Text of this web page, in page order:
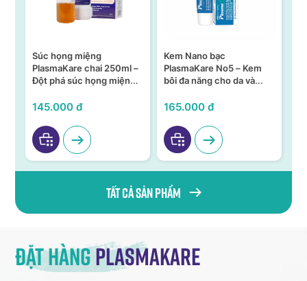
Súc họng miệng
PlasmaKare chai 250ml –
Đột phá súc họng miệng
145.000 đ
Kem Nano bạc
PlasmaKare No5 – Kem
bôi đa năng cho da và
165.000 đ
Tất cả sản phẩm
Đặt hàngPlasmakare